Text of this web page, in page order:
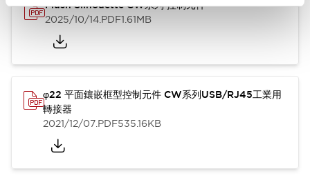
Flush Silhouette CW系列 控制元件
2025/10/14.PDF1.61MB
φ22 平面鑲嵌框型控制元件 CW系列USB/RJ45工業用
轉接器
2021/12/07.PDF535.16KB